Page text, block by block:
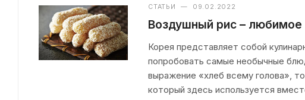
СТАТЬИ — 09.02.2022
Воздушный рис – любимое
Корея представляет собой
попробовать самые необычные
выражение «хлеб всему голова»,
который здесь используется